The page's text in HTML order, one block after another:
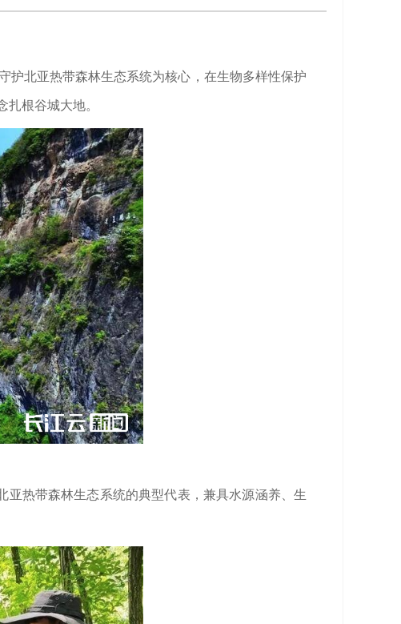
护北亚热带森林生态系统为核心，在生物多样性保护
根谷城大地。
热带森林生态系统的典型代表，兼具水源涵养、生